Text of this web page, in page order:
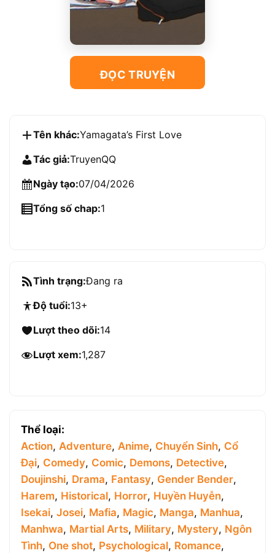
ĐỌC TRUYỆN
Tên khác:Yamagata’s First Love
Tác giả:TruyenQQ
Ngày tạo:07/04/2026
Tổng số chap:1
Tình trạng:Đang ra
Độ tuổi:13+
Lượt theo dõi:14
Lượt xem:1,287
Thể loại:
Action, Adventure, Anime, Chuyển Sinh, Cổ
Đại, Comedy, Comic, Demons, Detective,
Doujinshi, Drama, Fantasy, Gender Bender,
Harem, Historical, Horror, Huyền Huyễn,
Isekai, Josei, Mafia, Magic, Manga, Manhua,
Manhwa, Martial Arts, Military, Mystery, Ngôn
Tình, One shot, Psychological, Romance,